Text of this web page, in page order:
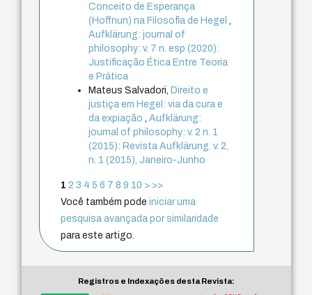
Conceito de Esperança
(Hoffnun) na Filosofia de Hegel
Aufklärung: journal of
philosophy: v. 7 n. esp (2020):
Justificação Ética Entre Teoria
e Prática
Mateus Salvadori,Direito e
justiça em Hegel: via da cura e
da expiação
,Aufklärung:
journal of philosophy: v. 2 n. 1
(2015): Revista Aufklärung. v. 2,
n. 1 (2015), Janeiro-Junho
1 2 3 4 5 6 7 8 9 10 > >>
Você também podeiniciar uma
pesquisa avançada por similaridade
para este artigo.
Registros e Indexações desta Revista: